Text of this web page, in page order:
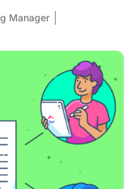
Manager